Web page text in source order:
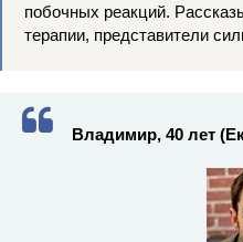
побочных реакций.
терапии, представители
Владимир, 40 лет